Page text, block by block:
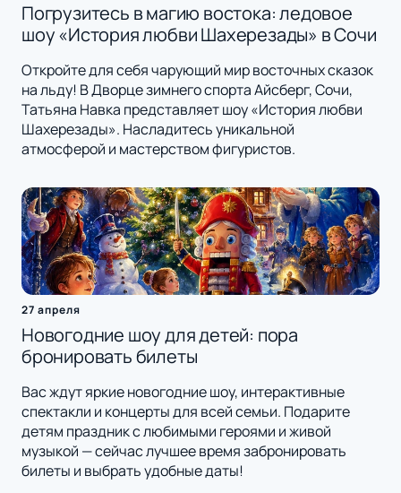
Погрузитесь в магию востока: ледовое
шоу «История любви Шахерезады» в Сочи
Откройте для себя чарующий мир восточных сказок
на льду! В Дворце зимнего спорта Айсберг, Сочи,
Татьяна Навка представляет шоу «История любви
Шахерезады». Насладитесь уникальной
атмосферой и мастерством фигуристов.
27 апреля
Новогодние шоу для детей: пора
бронировать билеты
Вас ждут яркие новогодние шоу, интерактивные
спектакли и концерты для всей семьи. Подарите
детям праздник с любимыми героями и живой
музыкой — сейчас лучшее время забронировать
билеты и выбрать удобные даты!